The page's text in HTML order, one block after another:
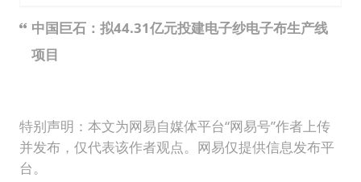
中国巨石：拟44.31亿元投建电子纱电子布生产线
项目
特别声明：本文为网易自媒体平台“网易号”作者上传
并发布，仅代表该作者观点。网易仅提供信息发布平
台。